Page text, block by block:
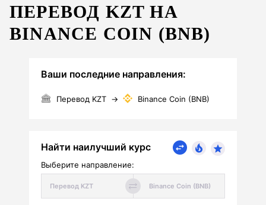
ПЕРЕВОД KZT НА
BINANCE COIN (BNB)
Ваши последние направления:
Перевод KZT → Binance Coin (BNB)
Найти наилучший курс
Выберите направление: